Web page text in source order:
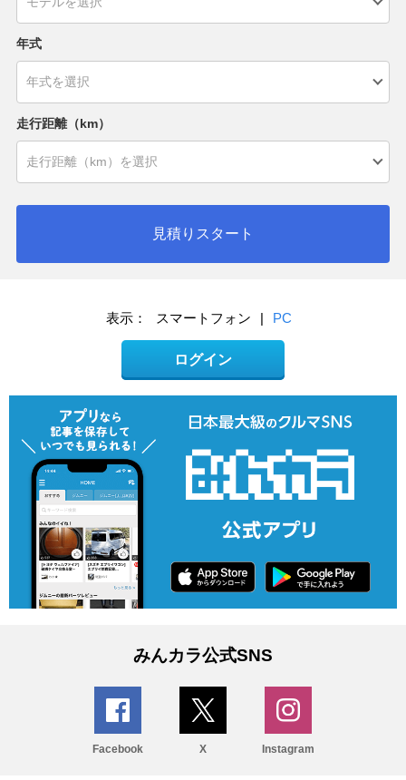
年式
走行距離（km）
見積りスタート
表示： スマートフォン | PC
ログイン
みんカラ公式SNS
Facebook X Instagram